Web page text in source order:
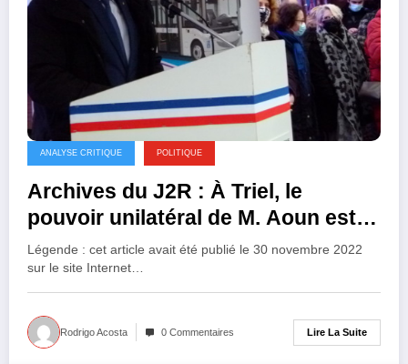
ANALYSE CRITIQUE POLITIQUE
Archives du J2R : À Triel, le
pouvoir unilatéral de M. Aoun est
contesté
Légende : cet article avait été publié le 30 novembre 2022
sur le site Internet…
Rodrigo Acosta 0 Commentaires Lire La Suite